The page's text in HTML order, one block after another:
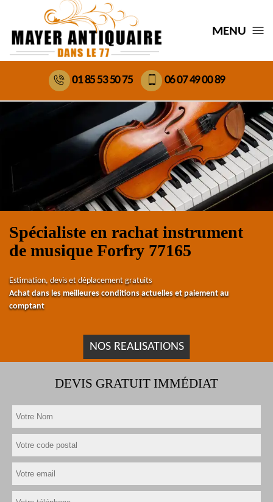
MENU
01 85 53 50 75 06 07 49 00 89
Spécialiste en rachat instrument
de musique Forfry 77165
Estimation, devis et déplacement gratuits
Achat dans les meilleures conditions actuelles et paiement au
comptant
NOS REALISATIONS
DEVIS GRATUIT IMMÉDIAT